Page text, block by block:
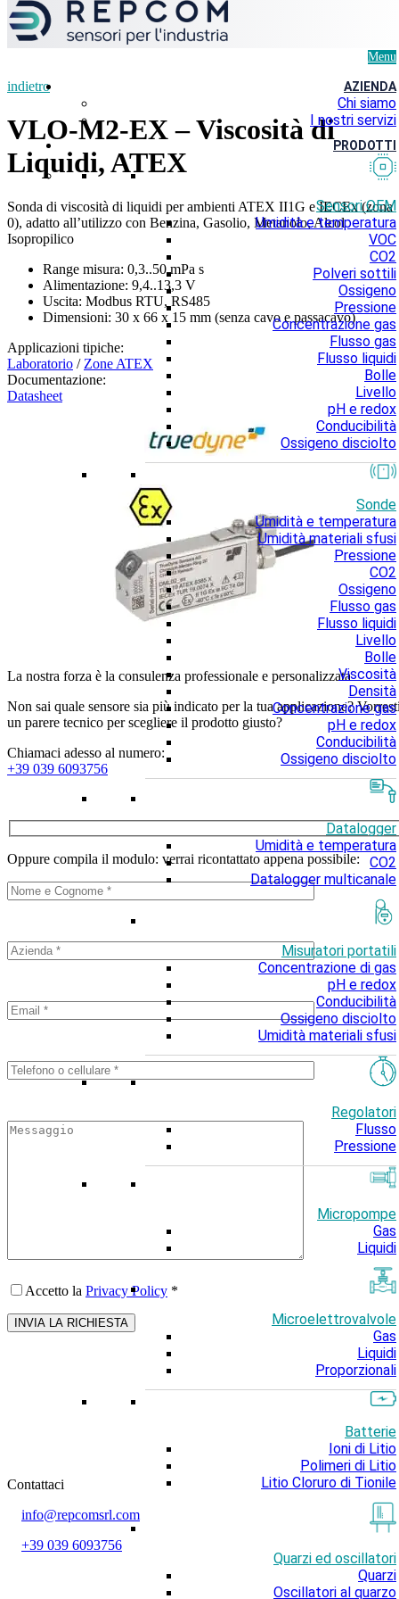
Menu
AZIENDA
Chi siamo
I nostri servizi
PRODOTTI
Sensori OEM
Umidità e temperatura
VOC
CO2
Polveri sottili
Ossigeno
Pressione
Concentrazione gas
Flusso gas
Flusso liquidi
Bolle
Livello
pH e redox
Conducibilità
Ossigeno disciolto
Sonde
Umidità e temperatura
Umidità materiali sfusi
Pressione
CO2
Ossigeno
Flusso gas
Flusso liquidi
Livello
Bolle
Viscosità
Densità
Concentrazione gas
pH e redox
Conducibilità
Ossigeno disciolto
Datalogger
Umidità e temperatura
CO2
Datalogger multicanale
Misuratori portatili
Concentrazione di gas
pH e redox
Conducibilità
Ossigeno disciolto
Umidità materiali sfusi
Regolatori
Flusso
Pressione
Micropompe
Gas
Liquidi
Microelettrovalvole
Gas
Liquidi
Proporzionali
Batterie
Ioni di Litio
Polimeri di Litio
Litio Cloruro di Tionile
Quarzi ed oscillatori
Quarzi
Oscillatori al quarzo
indietro
VLO-M2-EX – Viscosità di
Liquidi, ATEX
Sonda di viscosità di liquidi per ambienti ATEX II1G e IECEx (zona
0), adatto all’utilizzo con Benzina, Gasolio, Metanolo, Alcol
Isopropilico
Range misura: 0,3..50 mPa s
Alimentazione: 9,4..13,3 V
Uscita: Modbus RTU, RS485
Dimensioni: 30 x 66 x 15 mm (senza cavo e passacavo)
Applicazioni tipiche:
Laboratorio / Zone ATEX
Documentazione:
Datasheet
La nostra forza è la consulenza professionale e personalizzata
Non sai quale sensore sia più indicato per la tua applicazione?
un parere tecnico per scegliere il prodotto giusto?
Chiamaci adesso al numero:
+39 039 6093756
Oppure compila il modulo: verrai ricontattato appena possibile:
Accetto la Privacy Policy *
Contattaci
info@repcomsrl.com
+39 039 6093756